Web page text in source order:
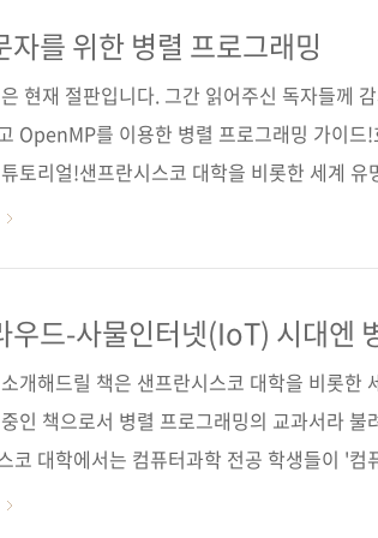
또한 오라클을 처음 접하는 분들이나 오라클
DB Magazine》의 인기 연재물 ..
자를 위한 병렬 프로그래밍
현재 절판입니다. 그간 읽어주신 독자들께
OpenMP를 이용한 병렬 프로그래밍 가이드
토리얼!샌프란시스코 대학을 비롯한 세계
판사 Morgan Kaufmann원서명 An
무선(soft cover)정 가 30,000원ISBN 979-
우드-사물인터넷(IoT) 시대엔
개해드릴 책은 샌프란시스코 대학을 비롯한
인 책으로서 병렬 프로그래밍의 교과서라
코 대학에서는 컴퓨터과학 전공 학생들이 '
사용하는 수업을 의무적으로 들어야 한다고